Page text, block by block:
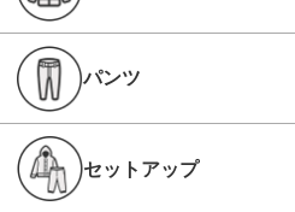
パンツ
セットアップ